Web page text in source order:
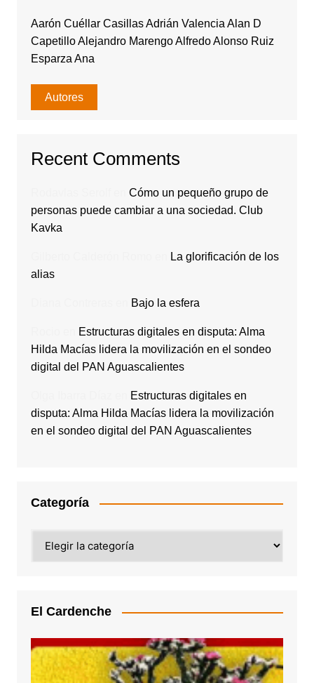
Aarón Cuéllar Casillas Adrián Valencia Alan D
Capetillo Alejandro Marengo Alfredo Alonso Ruiz
Esparza Ana
Autores
Recent Comments
Cómo un pequeño grupo de
personas puede cambiar a una sociedad. Club
Kavka
La glorificación de los
alias
Bajo la esfera
Estructuras digitales en disputa: Alma
Hilda Macías lidera la movilización en el sondeo
digital del PAN Aguascalientes
Estructuras digitales en
disputa: Alma Hilda Macías lidera la movilización
en el sondeo digital del PAN Aguascalientes
Categoría
El Cardenche